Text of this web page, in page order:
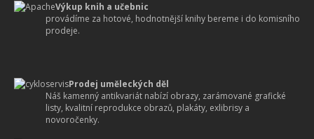
Výkup knih a učebnic
provádíme za hotové, hodnotnější knihy bereme i do komisního
prodeje.
Prodej uměleckých děl
Náš kamenný antikvariát nabízí obrazy, zarámované grafické
listy, kvalitní reprodukce obrazů, plakáty, exlibrisy a
novoročenky.